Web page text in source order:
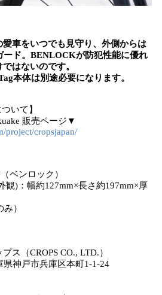
車をいつでも見守り、外側からは
ド。BENLOCKが防犯性能に優れ
はないのです。
本体は別途必要になります。
いて】
販売ページ▼
project/cropsjapan/
ベンロック）
観)：幅約127mm×長さ約197mm×厚
）
ス（CROPS CO., LTD.）
神戸市兵庫区本町1-1-24